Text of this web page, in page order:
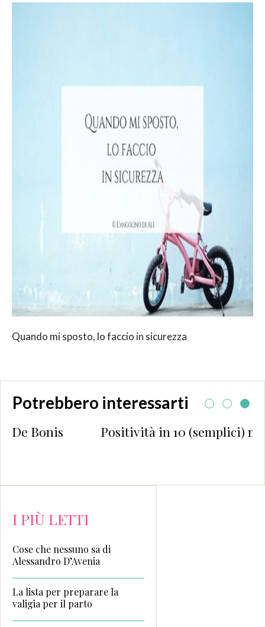
Quando mi sposto, lo faccio in sicurezza
Potrebbero interessarti
Positività in 10 (semplici) mosse
I PIÙ LETTI
Cose che nessuno sa di
Alessandro D’Avenia
La lista per preparare la
valigia per il parto